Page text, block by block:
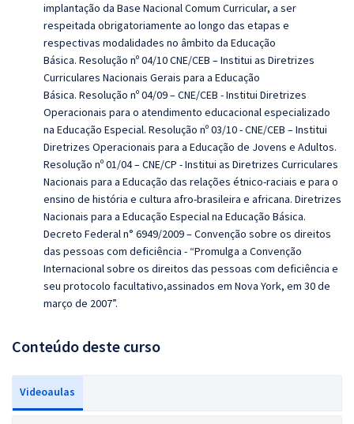
implantação da Base Nacional Comum Curricular, a ser
respeitada obrigatoriamente ao longo das etapas e
respectivas modalidades no âmbito da Educação
Básica. Resolução nº 04/10 CNE/CEB – Institui as Diretrizes
Curriculares Nacionais Gerais para a Educação
Básica. Resolução nº 04/09 – CNE/CEB - Institui Diretrizes
Operacionais para o atendimento educacional especializado
na Educação Especial. Resolução nº 03/10 - CNE/CEB – Institui
Diretrizes Operacionais para a Educação de Jovens e Adultos.
Resolução nº 01/04 – CNE/CP - Institui as Diretrizes Curriculares
Nacionais para a Educação das relações étnico-raciais e para o
ensino de história e cultura afro-brasileira e africana. Diretrizes
Nacionais para a Educação Especial na Educação Básica.
Decreto Federal n° 6949/2009 – Convenção sobre os direitos
das pessoas com deficiência - “Promulga a Convenção
Internacional sobre os direitos das pessoas com deficiência e
seu protocolo facultativo,assinados em Nova York, em 30 de
março de 2007”.
Conteúdo deste curso
Videoaulas